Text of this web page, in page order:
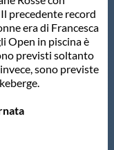
precedente record
era di Francesca
Open in piscina è
previsti soltanto
sono previste